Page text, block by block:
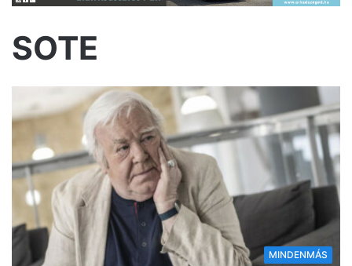
SOTE
MINDENMÁS